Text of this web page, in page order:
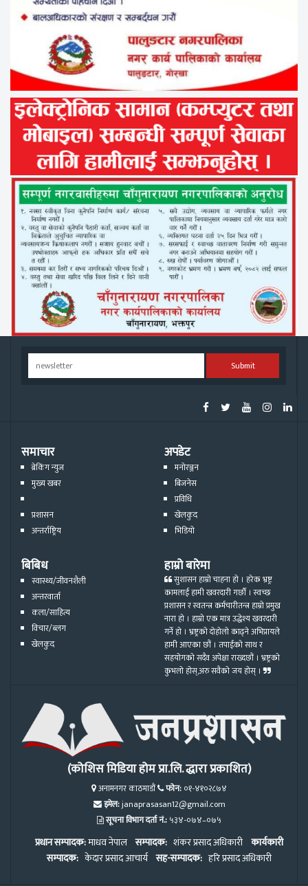
Submit
समाचार
ब्रेकिंग न्युज
मुख्य खबर
प्रशासन
अन्तर्राष्ट्रिय
अपडेट
मनोरञ्जन
बिजनेस
प्रविधि
खेलकुद
भिडियो
बिबिध
स्वास्थ्य/जीवनशैली
अन्तरवार्ता
कला/साहित्य
विचार/ब्लग
खेलकुद
हाम्रो बारेमा
सुशासन हाम्रो चाहना हो । हरेक भ्रष्ट्र
कामलाई हामी खवरदारी गर्छौ । स्वच्छ
प्रशासन र स्वतन्त्र कर्मचारीतन्त्र हाम्रो प्रमुख
नारा हो । हाम्रो एक मात्र उद्धेश्य खवरदारी
गर्ने हो । भ्रष्ट्रको दोहोलो काढ्ने अभिप्रायले
हामी आएका छौं । तपाईको साथ र
सहयोगको सदैव अपेक्षा राख्दछौं । भ्रष्ट्रको
कुभलो होस्,अरु सवैको जय होस् ।
(कोशिस मिडिया होम प्रा.लि. द्धारा प्रकाशित)
अनामनगर काठमाडौं फोन: ०१-४१०२८७४
इमेल:janaprasasan12@gmail.com
सूचना विभाग दर्ता नं.: ५३४-०७४–०७५
प्रधान सम्पादक:माधव नेपाल सम्पादक: शंकर प्रसाद अधिकारी कार्यकारी
सम्पादक: केदार प्रसाद आचार्य सह-सम्पादक: हरि प्रसाद अधिकारी